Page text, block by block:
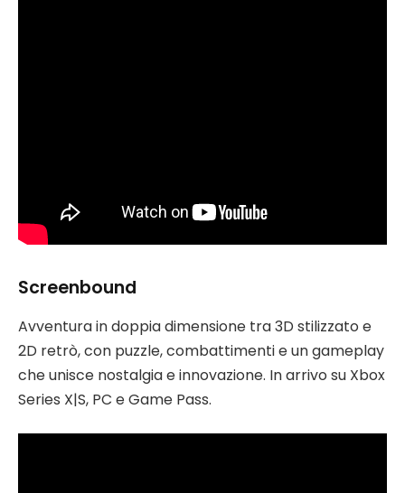
Screenbound
Avventura in doppia dimensione tra 3D stilizzato e
2D retrò, con puzzle, combattimenti e un gameplay
che unisce nostalgia e innovazione. In arrivo su Xbox
Series X|S, PC e Game Pass.